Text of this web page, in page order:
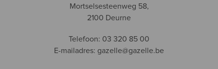
Mortselsesteenweg 58,
2100 Deurne
Telefoon: 03 320 85 00
E-mailadres: gazelle@gazelle.be